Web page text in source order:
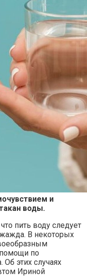
и
воды.
пить воду следует
В некоторых
по
этих случаях
Ириной